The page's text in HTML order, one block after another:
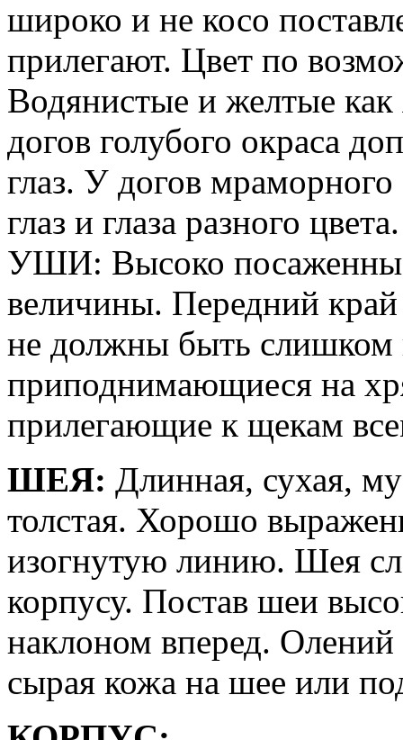
широко и не косо
прилегают. Цвет по
Водянистые и желтые как
догов голубого окраса
глаз. У догов мраморного
глаз и глаза разного цвета.
УШИ: Высоко
величины. Передний
не должны быть слишком
приподнимающиеся на
прилегающие к щекам
ШЕЯ: Длинная, сухая,
толстая. Хорошо
изогнутую линию. Шея
корпусу. Постав шеи
наклоном вперед.
сырая кожа на шее или